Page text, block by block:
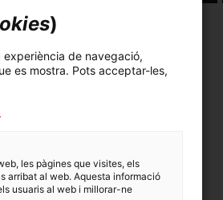
)
de navegació,
es mostra. Pots acceptar-les,
les pàgines que visites, els
arribat al web. Aquesta informació
usuaris al web i millorar-ne